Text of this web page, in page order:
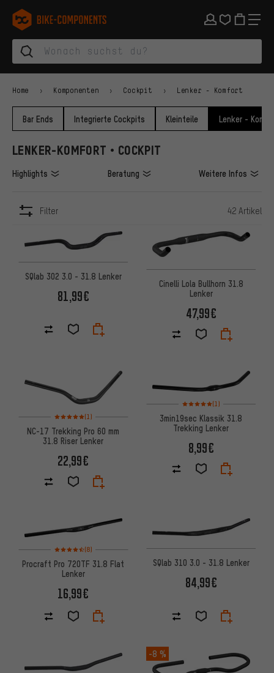
Zur Hauptnavigation springen
Zur Kategorienavigation springen
Zum Inhalt springen
Zu Marken und Newsletter springen
Zur Fußzeile springen
bike-components.de Startseite
Home Komponenten Cockpit Lenker - Komfort
Bar Ends Integrierte Cockpits Kleinteile Lenker -
LENKER-KOMFORT • COCKPIT
Highlights Beratung Weitere Infos
Filter 42 Artikel
SQlab 302 3.0 - 31.8 Lenker
81,99€
Cinelli Lola Bullhorn 31.8
Lenker
47,99€
Bewertungen: 5 von 5 basierend auf 1 Bewertungen
(1)
NC-17 Trekking Pro 60 mm
31.8 Riser Lenker
22,99€
Bewertungen: 5 von 5
(1)
3min19sec Klassik 31.8
Trekking Lenker
8,99€
Bewertungen: 4,5 von 5 basierend auf 8 Bewertungen
(8)
Procraft Pro 720TF 31.8 Flat
Lenker
16,99€
SQlab 310 3.0 - 31.8 Lenker
84,99€
-8 %